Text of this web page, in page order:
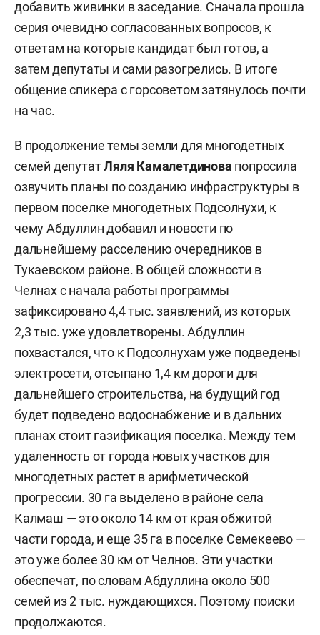
добавить живинки в заседание. Сначала прошла
серия очевидно согласованных вопросов, к
ответам на которые кандидат был готов, а
затем депутаты и сами разогрелись. В итоге
общение спикера с горсоветом затянулось почти
на час.
В продолжение темы земли для многодетных
семей депутатЛяля Камалетдинова попросила
озвучить планы по созданию инфраструктуры в
первом поселке многодетных Подсолнухи, к
чему Абдуллин добавил и новости по
дальнейшему расселению очередников в
Тукаевском районе. В общей сложности в
Челнах с начала работы программы
зафиксировано 4,4 тыс. заявлений, из которых
2,3 тыс. уже удовлетворены. Абдуллин
похвастался, что к Подсолнухам уже подведены
электросети, отсыпано 1,4 км дороги для
дальнейшего строительства, на будущий год
будет подведено водоснабжение и в дальних
планах стоит газификация поселка. Между тем
удаленность от города новых участков для
многодетных растет в арифметической
прогрессии. 30 га выделено в районе села
Калмаш — это около 14 км от края обжитой
части города, и еще 35 га в поселке Семекеево —
это уже более 30 км от Челнов. Эти участки
обеспечат, по словам Абдуллина около 500
семей из 2 тыс. нуждающихся. Поэтому поиски
продолжаются.